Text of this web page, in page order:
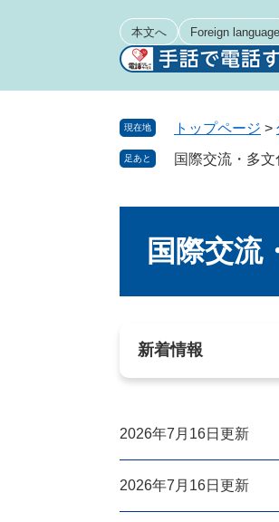
本文へ Foreign language
現在地 トップページ >
足あと 国際交流・多文
国際交流
新着情報
2026年7月16日更新
2026年7月16日更新